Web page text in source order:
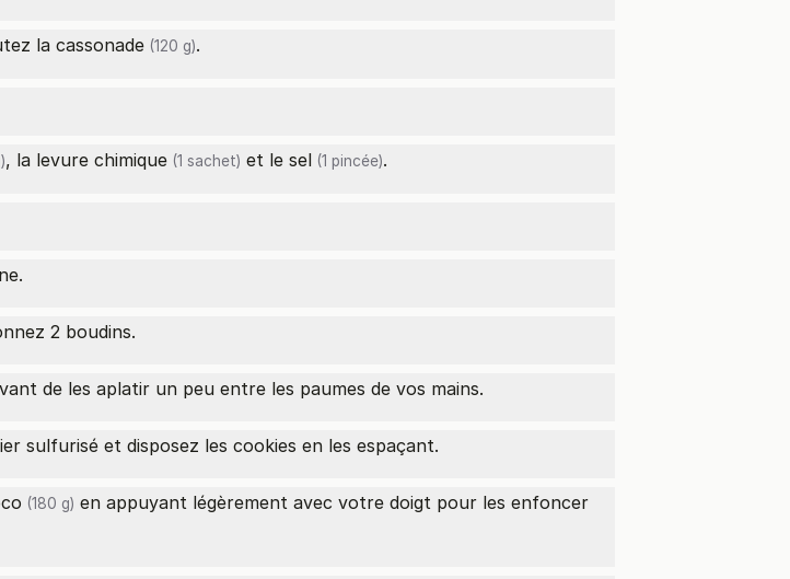
la cassonade (120 g).
, la levure chimique (1 sachet) et le sel (1 pincée).
2 boudins.
de les aplatir un peu entre les paumes de vos mains.
sulfurisé et disposez les cookies en les espaçant.
(180 g) en appuyant légèrement avec votre doigt pour les enfoncer